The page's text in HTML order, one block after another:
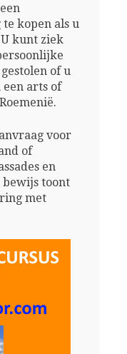
kopen als u
kunt ziek
of u
arts of
voor
of
en
bewijs toont
met